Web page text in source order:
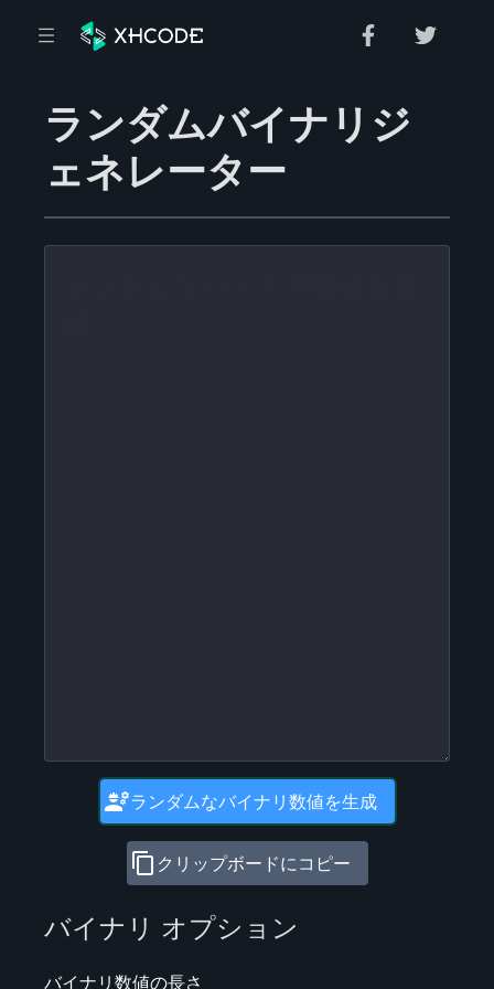
ランダムバイナリジ
ェネレーター
engineeringランダムなバイナリ数値を生成
content_copy クリップボードにコピー
バイナリ オプション
バイナリ数値の長さ